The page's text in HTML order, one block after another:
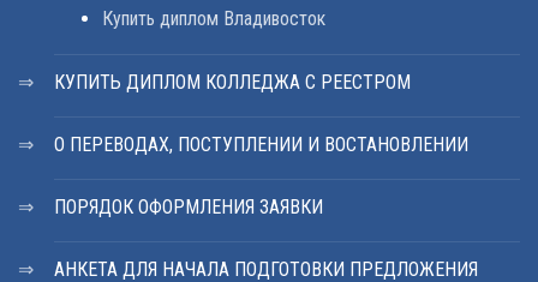
Купить диплом Владивосток
КУПИТЬ ДИПЛОМ КОЛЛЕДЖА С РЕЕСТРОМ
О ПЕРЕВОДАХ, ПОСТУПЛЕНИИ И ВОСТАНОВЛЕНИИ
ПОРЯДОК ОФОРМЛЕНИЯ ЗАЯВКИ
АНКЕТА ДЛЯ НАЧАЛА ПОДГОТОВКИ ПРЕДЛОЖЕНИЯ